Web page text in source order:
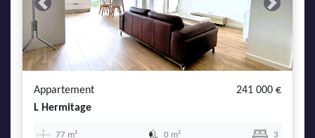
Previous Next
Appartement
241 000 €
L Hermitage
77 m² 0 m² 3